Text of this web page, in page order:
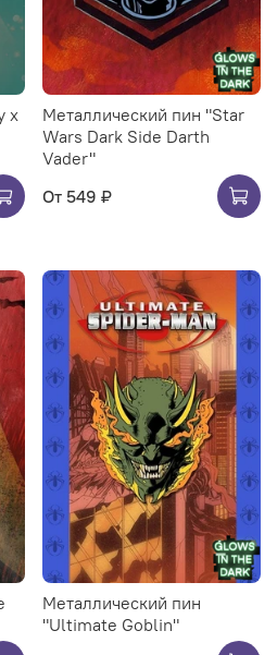
x
Металлический пин "Star
Wars Dark Side Darth
Vader"
От 549 ₽
Металлический пин
"Ultimate Goblin"